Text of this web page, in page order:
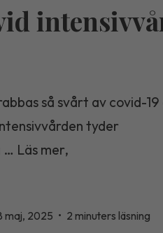
så svårt av covid-19
tyder
Läs mer,
maj, 2025 • 2 minuters läsning